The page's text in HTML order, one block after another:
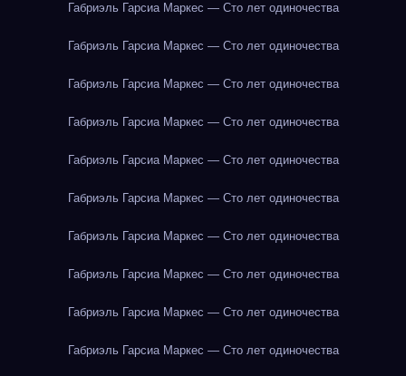
Габриэль Гарсиа Маркес — Сто лет одиночества
Габриэль Гарсиа Маркес — Сто лет одиночества
Габриэль Гарсиа Маркес — Сто лет одиночества
Габриэль Гарсиа Маркес — Сто лет одиночества
Габриэль Гарсиа Маркес — Сто лет одиночества
Габриэль Гарсиа Маркес — Сто лет одиночества
Габриэль Гарсиа Маркес — Сто лет одиночества
Габриэль Гарсиа Маркес — Сто лет одиночества
Габриэль Гарсиа Маркес — Сто лет одиночества
Габриэль Гарсиа Маркес — Сто лет одиночества